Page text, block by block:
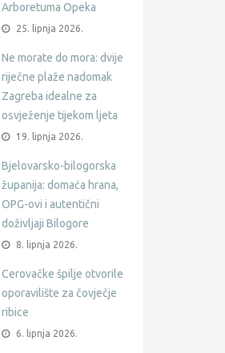
Arboretuma Opeka
25. lipnja 2026.
Ne morate do mora: dvije
riječne plaže nadomak
Zagreba idealne za
osvježenje tijekom ljeta
19. lipnja 2026.
Bjelovarsko-bilogorska
županija: domaća hrana,
OPG-ovi i autentični
doživljaji Bilogore
8. lipnja 2026.
Cerovačke špilje otvorile
oporavilište za čovječje
ribice
6. lipnja 2026.